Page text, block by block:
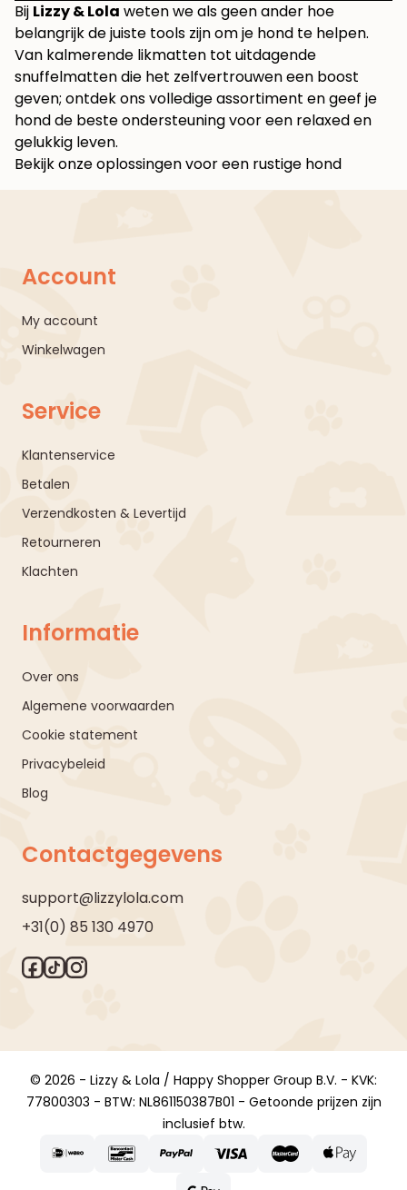
Bij Lizzy & Lola weten we als geen ander hoe
belangrijk de juiste tools zijn om je hond te helpen.
Van kalmerende likmatten tot uitdagende
snuffelmatten die het zelfvertrouwen een boost
geven; ontdek ons volledige assortiment en geef je
hond de beste ondersteuning voor een relaxed en
gelukkig leven.
Bekijk onze oplossingen voor een rustige hond
Account
My account
Winkelwagen
Service
Klantenservice
Betalen
Verzendkosten & Levertijd
Retourneren
Klachten
Informatie
Over ons
Algemene voorwaarden
Cookie statement
Privacybeleid
Blog
Contactgegevens
support@lizzylola.com
+31(0) 85 130 4970
© 2026 - Lizzy & Lola / Happy Shopper Group B.V. - KVK:
77800303 - BTW: NL861150387B01 - Getoonde prijzen zijn
inclusief btw.